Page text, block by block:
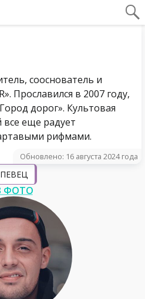
сооснователь и
Прославился в 2007 году,
дорог». Культовая
все еще радует
рифмами.
Обновлено: 16 августа 2024 года
ПЕВЕЦ
ФОТО